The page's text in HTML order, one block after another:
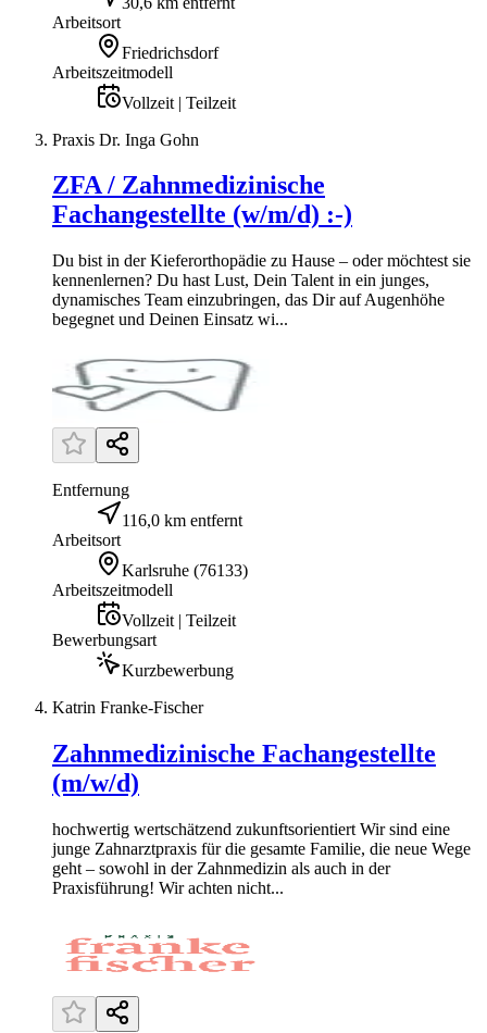
Arbeitsort
Friedrichsdorf
Arbeitszeitmodell
Vollzeit | Teilzeit
Praxis Dr. Inga Gohn
ZFA / Zahnmedizinische
Fachangestellte (w/m/d) :-)
Du bist in der Kieferorthopädie zu Hause – oder möchtest sie
kennenlernen? Du hast Lust, Dein Talent in ein junges,
dynamisches Team einzubringen, das Dir auf Augenhöhe
begegnet und Deinen Einsatz wi...
Entfernung
116,0 km entfernt
Arbeitsort
Karlsruhe (76133)
Arbeitszeitmodell
Vollzeit | Teilzeit
Bewerbungsart
Kurzbewerbung
Katrin Franke-Fischer
Zahnmedizinische Fachangestellte
(m/w/d)
hochwertig wertschätzend zukunftsorientiert Wir sind eine
junge Zahnarztpraxis für die gesamte Familie, die neue Wege
geht – sowohl in der Zahnmedizin als auch in der
Praxisführung! Wir achten nicht...